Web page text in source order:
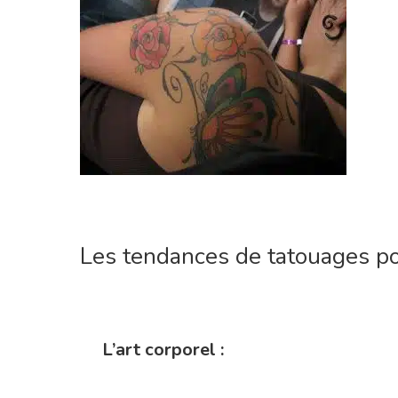
Les tendances de tatouages
L’art corporel :